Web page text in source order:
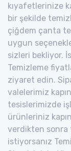
kıyafetlerinize
bir şekilde
çiğdem çanta
uygun
sizleri bekliyor.
Temizleme
ziyaret edin.
valelerimiz
tesislerimizde
ürünleriniz
verdikten sonra
istiyorsanız